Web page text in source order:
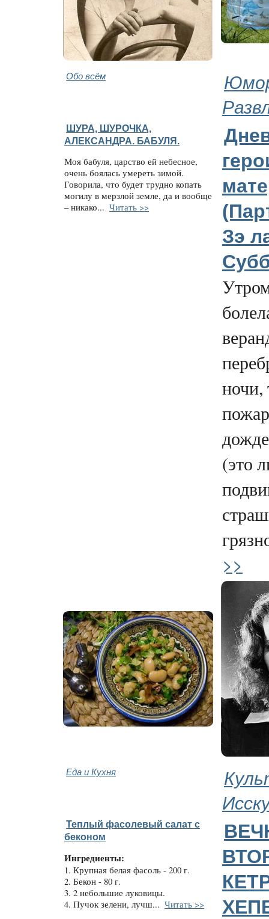
Обо всём
ШУРА, ШУРОЧКА,
АЛЕКСАНДРА. БАБУЛЯ.
Моя бабуля, царство ей небесное,
очень боялась умереть зимой.
Говорила, что будет трудно копать
могилу в мерзлой земле, да и вообще
– никако... Читать >>
Зэ
ночи,
(это
>>
Еда и Кухня
Теплый фасолевый салат с
беконом
Ингредиенты:
1. Крупная белая фасоль - 200 г.
2. Бекон - 80 г.
3. 2 небольшие луковицы.
4. Пучок зелени, лучш... Читать >>